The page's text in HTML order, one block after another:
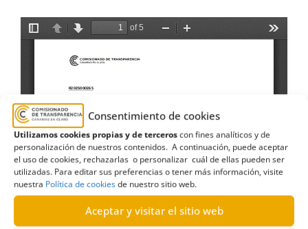
Consentimiento de cookies
Utilizamos cookies propias y de terceroscon fines analíticos y de
personalización de nuestros contenidos. A continuación, puede aceptar
el uso de cookies, rechazarlas o personalizar cuál de ellas pueden ser
utilizadas. Para editar sus preferencias o tener más información, visite
nuestra Política de cookiesde nuestro sitio web.
Aceptar y visitar el sitio web